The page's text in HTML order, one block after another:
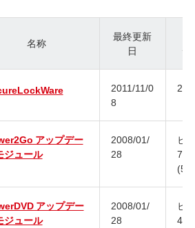
名称
最終更新
日
ジ
2011/11/0
8
アップデー
ジュール
2008/01/
28
ビ
アップデー
ジュール
2008/01/
28
ビ